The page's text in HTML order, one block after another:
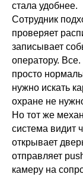
стала удобнее.
Сотрудник
проверяет
записывает
оператору.
просто
нужно искать
охране не
Но тот же
система видит
открывает
отправляет
камеру на